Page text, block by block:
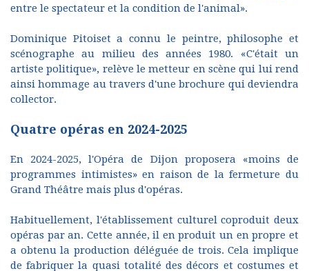
entre le spectateur et la condition de l'animal».
Dominique Pitoiset a connu le peintre, philosophe et
scénographe au milieu des années 1980. «C'était un
artiste politique», relève le metteur en scène qui lui rend
ainsi hommage au travers d'une brochure qui deviendra
collector.
Quatre opéras en 2024-2025
En 2024-2025, l'Opéra de Dijon proposera «moins de
programmes intimistes» en raison de la fermeture du
Grand Théâtre mais plus d'opéras.
Habituellement, l'établissement culturel coproduit deux
opéras par an. Cette année, il en produit un en propre et
a obtenu la production déléguée de trois. Cela implique
de fabriquer la quasi totalité des décors et costumes et